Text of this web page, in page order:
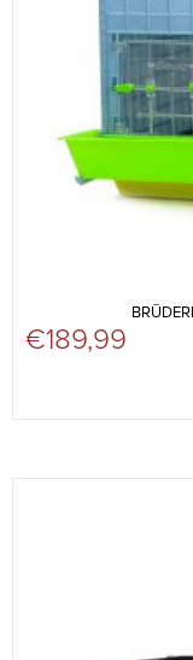
€189,99